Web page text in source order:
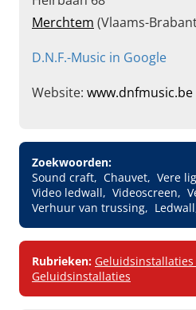
Merchtem (Vlaams-
D.N.F.-Music in Google
Website: www.dnfmusic.be
Zoekwoorden:
Sound craft
Chauvet Vere
Video ledwall
Videoscreen
Verhuur van trussing
Ledwall
Rubrieken:
Geluidsinstallaties